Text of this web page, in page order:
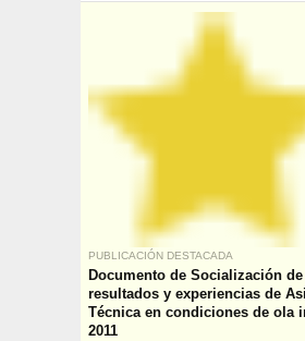
PUBLICACIÓN DESTACADA
Documento de Socialización
resultados y experiencias de
Técnica en condiciones de ola
2011